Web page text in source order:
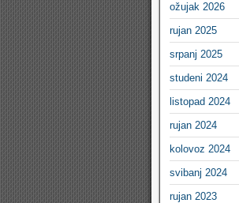
ožujak 2026
rujan 2025
srpanj 2025
studeni 2024
listopad 2024
rujan 2024
kolovoz 2024
svibanj 2024
rujan 2023